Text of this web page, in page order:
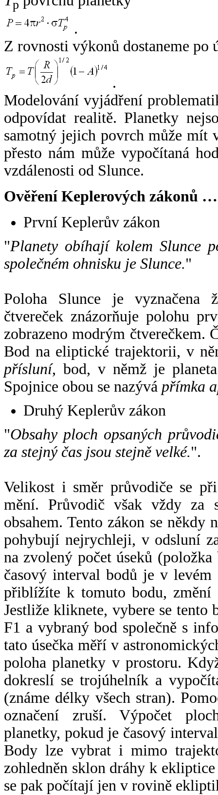
p
.
Z rovnosti výkonů dostaneme po
.
Modelování vyjádření
odpovídat realitě. Planetky
samotný jejich povrch může mít
přesto nám může vypočítaná
vzdálenosti od Slunce.
Ověření Keplerových zákonů …
První Keplerův zákon
"Planety obíhají kolem Slunce
společném ohnisku je Slunce."
Poloha Slunce je vyznačena
čtvereček znázorňuje polohu
zobrazeno modrým čtverečkem.
Bod na eliptické trajektorii, v
přísluní, bod, v němž je
Spojnice obou se nazývá přímka
Druhý Keplerův zákon
"Obsahy ploch opsaných
za stejný čas jsou stejně velké.".
Velikost i směr průvodiče se
mění. Průvodič však vždy za
obsahem. Tento zákon se někdy
pohybují nejrychleji, v odsluní
na zvolený počet úseků
časový interval bodů je v
přiblížíte k tomuto bodu,
Jestliže kliknete, vybere se tento
F1 a vybraný bod společně s
tato úsečka měří v
poloha planetky v prostoru.
dokreslí se trojúhelník a
(známe délky všech stran).
označení zruší. Výpočet
planetky, pokud je časový
Body lze vybrat i mimo
zohledněn sklon dráhy k
se pak počítají jen v rovině